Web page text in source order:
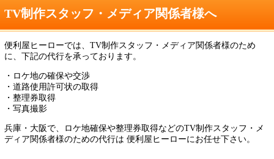
TV制作スタッフ・メディア関係者様へ
便利屋ヒーローでは、TV制作スタッフ・メディア関係者様のため
に、下記の代行を承っております。
・ロケ地の確保や交渉
・道路使用許可状の取得
・整理券取得
・写真撮影
兵庫・大阪で、ロケ地確保や整理券取得などのTV制作スタッフ・メ
ディア関係者様のための代行は 便利屋ヒーローにお任せ下さい。